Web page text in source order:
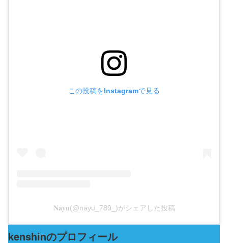
この投稿をInstagramで見る
𝐍𝐚𝐲𝐮(@nayu_789_)がシェアした投稿
kenshinのプロフィール